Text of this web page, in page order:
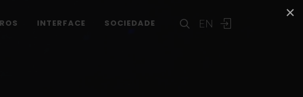
×
EN
INTERFACE SOCIEDADE